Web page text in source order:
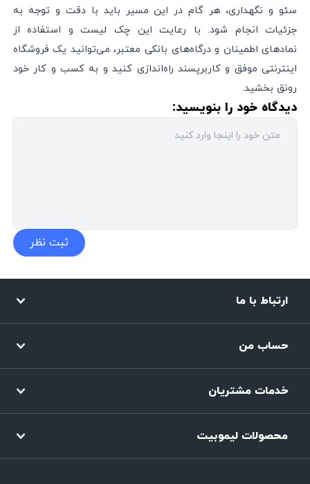
سئو و نگهداری، هر گام در این مسیر باید با دقت و توجه به
جزئیات انجام شود. با رعایت این چک لیست و استفاده از
نمادهای اطمینان و درگاه‌های بانکی معتبر، می‌توانید یک فروشگاه
اینترنتی موفق و کاربرپسند راه‌اندازی کنید و به کسب و کار خود
رونق بخشید.
دیدگاه خود را بنویسید:
ارتباط با ما
حساب من
خدمات مشتریان
محصولات لیموبیت